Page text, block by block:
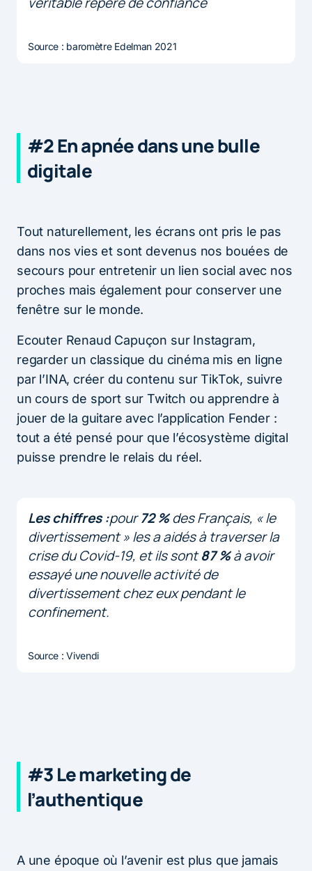
Source : baromètre Edelman 2021
#2 En apnée dans une bulle
digitale
Tout naturellement, les écrans ont pris le pas
dans nos vies et sont devenus nos bouées de
secours pour entretenir un lien social avec nos
proches mais également pour conserver une
fenêtre sur le monde.
Ecouter Renaud Capuçon sur Instagram,
regarder un classique du cinéma mis en ligne
par l’INA, créer du contenu sur TikTok, suivre
un cours de sport sur Twitch ou apprendre à
jouer de la guitare avec l’application Fender :
tout a été pensé pour que l’écosystème digital
puisse prendre le relais du réel.
Les chiffres :pour72 %des Français, « le
divertissement » les a aidés à traverser la
crise du Covid-19, et ils sont87 %à avoir
essayé une nouvelle activité de
divertissement chez eux pendant le
confinement.
Source : Vivendi
#3 Le marketing de
l’authentique
A une époque où l’avenir est plus que jamais